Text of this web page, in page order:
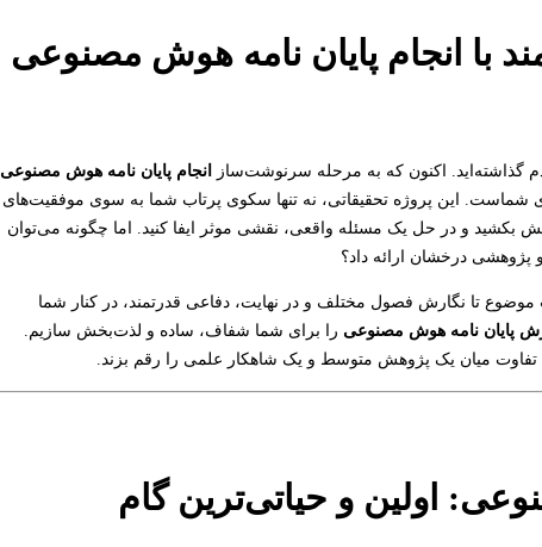
با انجام پایان نامه هوش مصنوعی
گذاشته‌اید. اکنون که به مرحله سرنوشت‌ساز
انجام پایان نامه هوش مصنوعی
این پروژه تحقیقاتی، نه تنها سکوی پرتاب شما به سوی موفقیت‌های
بکشید و در حل یک مسئله واقعی، نقشی موثر ایفا کنید. اما چگونه می‌توان
پژوهشی درخشان ارائه داد؟
موضوع تا نگارش فصول مختلف و در نهایت، دفاعی قدرتمند، در کنار شما
پایان نامه هوش مصنوعی را برای شما شفاف، ساده و لذت‌بخش سازیم.
تفاوت میان یک پژوهش متوسط و یک شاهکار علمی را رقم بزند.
اولین و حیاتی‌ترین گام